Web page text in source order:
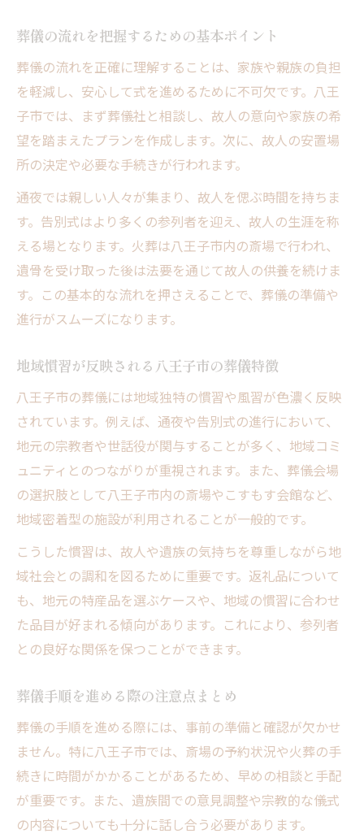
思いが伝わる返礼品の選び方を解説
返礼品選び方の比較ポイント一覧
思いが伝わる返礼品選定のコツ
八王子市で人気の返礼品傾向
参列者に喜ばれる返礼品の選び方
返礼品選びで迷った時の判断基準
葬儀の流れを把握するための基本ポイント
葬儀の流れを正確に理解することは、家族や親族の負担
を軽減し、安心して式を進めるために不可欠です。八王
子市では、まず葬儀社と相談し、故人の意向や家族の希
望を踏まえたプランを作成します。次に、故人の安置場
所の決定や必要な手続きが行われます。
通夜では親しい人々が集まり、故人を偲ぶ時間を持ちま
す。告別式はより多くの参列者を迎え、故人の生涯を称
える場となります。火葬は八王子市内の斎場で行われ、
遺骨を受け取った後は法要を通じて故人の供養を続けま
す。この基本的な流れを押さえることで、葬儀の準備や
進行がスムーズになります。
地域慣習が反映される八王子市の葬儀特徴
八王子市の葬儀には地域独特の慣習や風習が色濃く反映
されています。例えば、通夜や告別式の進行において、
地元の宗教者や世話役が関与することが多く、地域コミ
ュニティとのつながりが重視されます。また、葬儀会場
の選択肢として八王子市内の斎場やこすもす会館など、
地域密着型の施設が利用されることが一般的です。
こうした慣習は、故人や遺族の気持ちを尊重しながら地
域社会との調和を図るために重要です。返礼品について
も、地元の特産品を選ぶケースや、地域の慣習に合わせ
た品目が好まれる傾向があります。これにより、参列者
との良好な関係を保つことができます。
葬儀手順を進める際の注意点まとめ
葬儀の手順を進める際には、事前の準備と確認が欠かせ
ません。特に八王子市では、斎場の予約状況や火葬の手
続きに時間がかかることがあるため、早めの相談と手配
が重要です。また、遺族間での意見調整や宗教的な儀式
の内容についても十分に話し合う必要があります。